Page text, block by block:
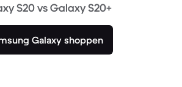
S20 vs Galaxy S20+
Galaxy shoppen